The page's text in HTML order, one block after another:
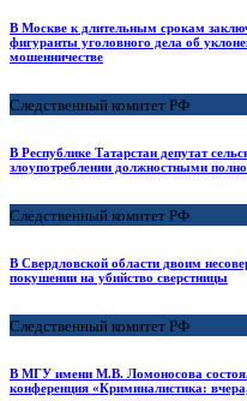
В Москве к длительным срокам
фигуранты уголовного дела об
мошенничестве
Следственный комитет РФ
В Республике Татарстан депутат
злоупотреблении должностными
Следственный комитет РФ
В Свердловской области двоим
покушении на убийство сверстницы
Следственный комитет РФ
В МГУ имени М.В. Ломоносова
конференция «Криминалистика: